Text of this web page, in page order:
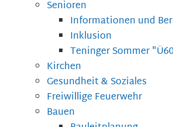
Senioren
Informationen und
Inklusion
Teninger Sommer
Kirchen
Gesundheit & Soziales
Freiwillige Feuerwehr
Bauen